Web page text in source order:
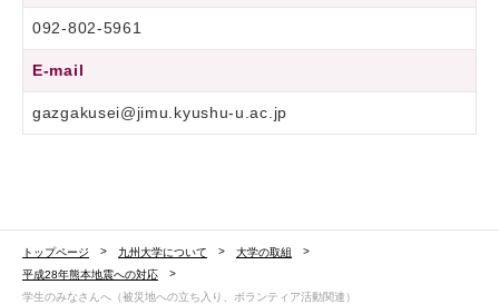
092-802-5961
E-mail
gazgakusei@jimu.kyushu-u.ac.jp
トップページ 九州大学について
大学の取組
平成28年熊本地震への対応
学生のみなさんへ（被災地への立ち入り、ボランティア活動関連）